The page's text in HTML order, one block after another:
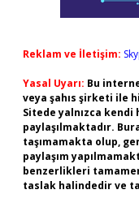
Reklam ve İletişim:
Yasal Uyarı: Bu
veya şahıs şirketi ile
Sitede yalnızca kendi
paylaşılmaktadır.
taşımamakta olup,
paylaşım
benzerlikleri
taslak halindedir ve